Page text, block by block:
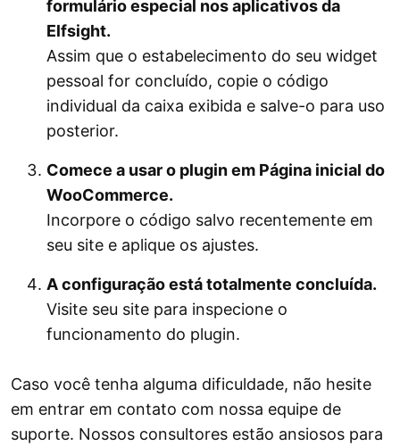
formulário especial nos aplicativos da
Elfsight.
Assim que o estabelecimento do seu widget
pessoal for concluído, copie o código
individual da caixa exibida e salve-o para uso
posterior.
Comece a usar o plugin em Página inicial do
WooCommerce.
Incorpore o código salvo recentemente em
seu site e aplique os ajustes.
A configuração está totalmente concluída.
Visite seu site para inspecione o
funcionamento do plugin.
Caso você tenha alguma dificuldade, não hesite
em entrar em contato com nossa equipe de
suporte. Nossos consultores estão ansiosos para